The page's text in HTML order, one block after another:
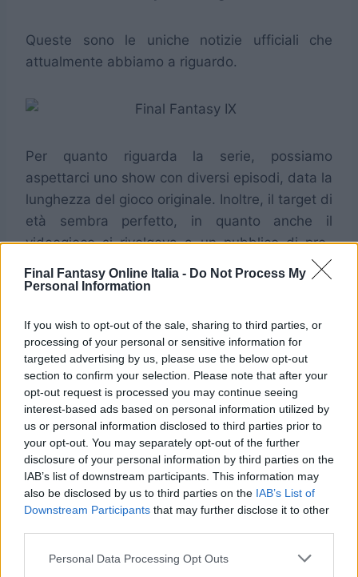
Final Fantasy Online Italia - Do Not Process My
Personal Information
If you wish to opt-out of the sale, sharing to third parties, or
processing of your personal or sensitive information for
targeted advertising by us, please use the below opt-out
section to confirm your selection. Please note that after your
opt-out request is processed you may continue seeing
interest-based ads based on personal information utilized by
us or personal information disclosed to third parties prior to
your opt-out. You may separately opt-out of the further
disclosure of your personal information by third parties on the
IAB’s list of downstream participants. This information may
also be disclosed by us to third parties on the IAB’s List of
Downstream Participants that may further disclose it to other
Personal Data Processing Opt Outs
Queste sono le uniche notizie ufficiali che
attualmente abbiamo a riguardo.
Per quanto riguarda la serie, possiamo
aspettarci uno show con diversi episodi, data la
lunghezza del gioco originale. Inoltre, il target di
età sembra perfetto, in quanto anche il
videogioco si rivolgeva a un pubblico di pre-
adolescenti.
gesta di Gidan e della sua compagnia ed è
l’episodio della serie preferito dal creatore di
Final Fantasy ,Hironobu Sakaguchi.